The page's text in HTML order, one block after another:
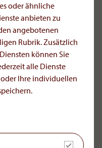
de
Qualität und
sehr spezieller
oder ähnliche
anbieten zu
angebotenen
Rubrik. Zusätzlich
können Sie
alle Dienste
Ihre individuellen